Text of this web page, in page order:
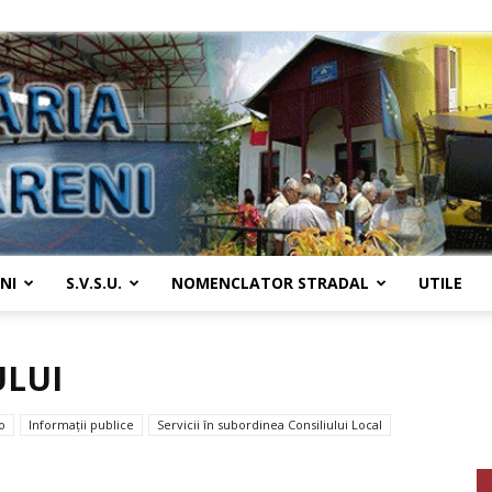
S.V.S.U. NOMENCLATOR STRADAL UTILE
Informații publice Servicii în subordinea Consiliului Local